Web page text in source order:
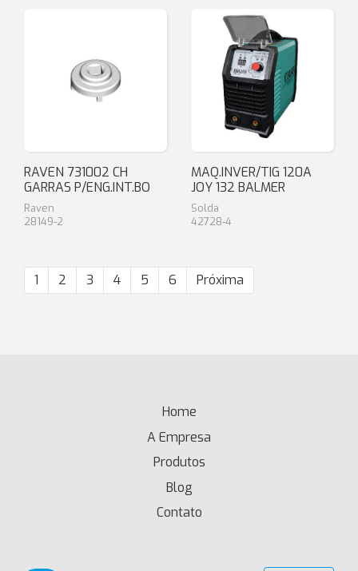
RAVEN 731002 CH
GARRAS P/ENG.INT.BO
Raven
28149-2
MAQ.INVER/TIG 120A
JOY 132 BALMER
Solda
42728-4
1 2 3 4 5 6 Próxima
Home
A Empresa
Produtos
Blog
Contato